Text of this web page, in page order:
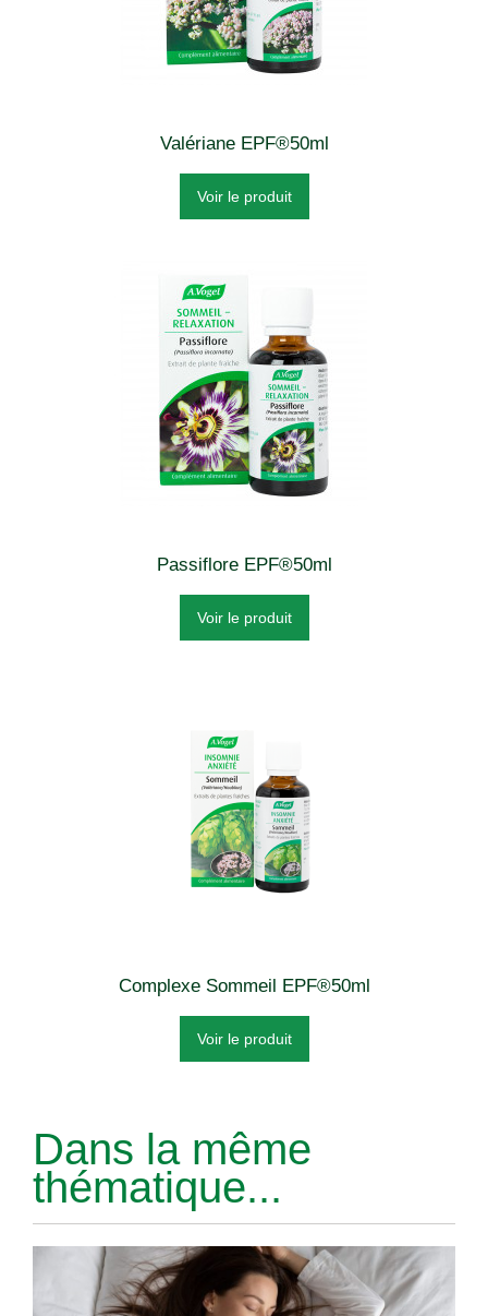
Valériane EPF®50ml
Voir le produit
Passiflore EPF®50ml
Voir le produit
Complexe Sommeil EPF®50ml
Voir le produit
Dans la même
thématique...